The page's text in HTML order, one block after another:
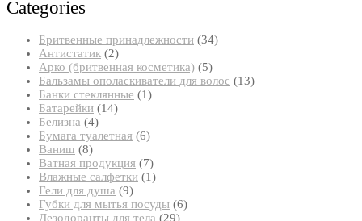
Categories
Бритвенные принадлежности 3434
Антистатик 22
товара
Арко (бритвенная косметика) 55
товаров
Бальзамы ополаскиватели для волос 1313
Банки стеклянные 11
Батарейки 1414
Белизна 44
товара
Бумага туалетная 66
Ваниш 88
товаров
Ватная продукция 77
товаров
Влажные салфетки 11
Гели для душа 99
товаров
Губки для мытья посуды 66
Дезодоранты для тела 2929